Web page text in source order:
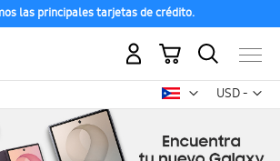
las principales tarjetas de crédito.
USD -
dólar
Mi carrito